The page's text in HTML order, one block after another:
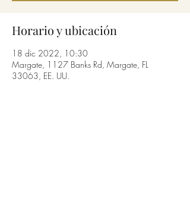
Horario y ubicación
18 dic 2022, 10:30
Margate, 1127 Banks Rd, Margate, FL
33063, EE. UU.